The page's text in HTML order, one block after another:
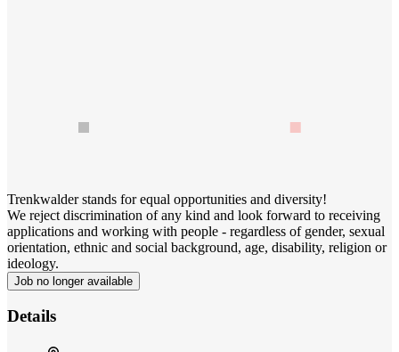
Trenkwalder stands for equal opportunities and diversity!
We reject discrimination of any kind and look forward to receiving
applications and working with people - regardless of gender, sexual
orientation, ethnic and social background, age, disability, religion or
ideology.
Job no longer available
Details